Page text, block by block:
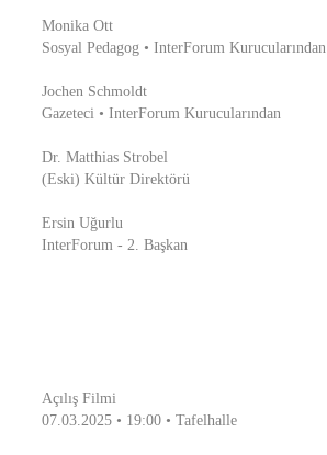
Monika Ott
Sosyal Pedagog • InterForum Kurucularından
Jochen Schmoldt
Gazeteci • InterForum Kurucularından
Dr. Matthias Strobel
(Eski) Kültür Direktörü
Ersin Uğurlu
InterForum - 2. Başkan
Açılış Filmi
07.03.2025 • 19:00 • Tafelhalle